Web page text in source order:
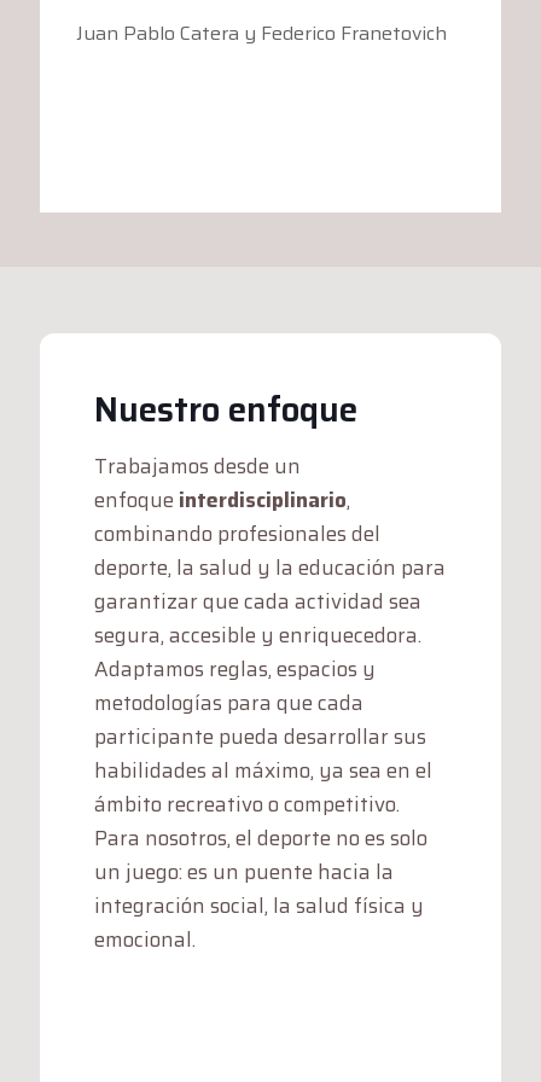
Juan Pablo Catera y Federico Franetovich
Nuestro enfoque
Trabajamos desde un
enfoque interdisciplinario,
combinando profesionales del
deporte, la salud y la educación para
garantizar que cada actividad sea
segura, accesible y enriquecedora.
Adaptamos reglas, espacios y
metodologías para que cada
participante pueda desarrollar sus
habilidades al máximo, ya sea en el
ámbito recreativo o competitivo.
Para nosotros, el deporte no es solo
un juego: es un puente hacia la
integración social, la salud física y
emocional.